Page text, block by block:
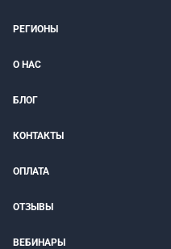
РЕГИОНЫ
О НАС
БЛОГ
КОНТАКТЫ
ОПЛАТА
ОТЗЫВЫ
ВЕБИНАРЫ